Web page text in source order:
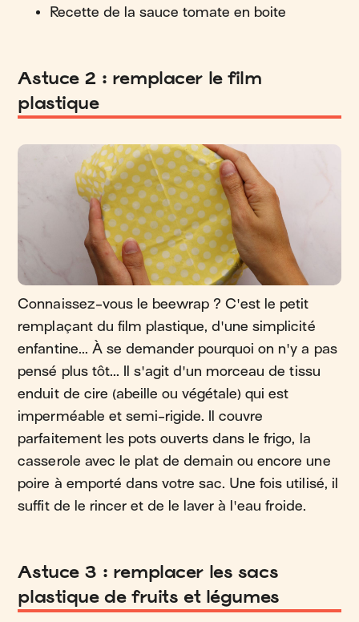
Recette de la sauce tomate en boite
Astuce 2 : remplacer le film
plastique
Connaissez-vous le beewrap ? C'est le petit
remplaçant du film plastique, d'une simplicité
enfantine... À se demander pourquoi on n'y a pas
pensé plus tôt... Il s'agit d'un morceau de tissu
enduit de cire (abeille ou végétale) qui est
imperméable et semi-rigide. Il couvre
parfaitement les pots ouverts dans le frigo, la
casserole avec le plat de demain ou encore une
poire à emporté dans votre sac. Une fois utilisé, il
suffit de le rincer et de le laver à l'eau froide.
Astuce 3 : remplacer les sacs
plastique de fruits et légumes